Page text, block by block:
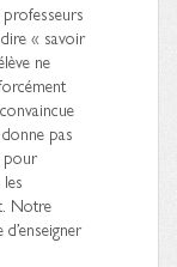
professeurs
« savoir
ne
pas
pour
Notre